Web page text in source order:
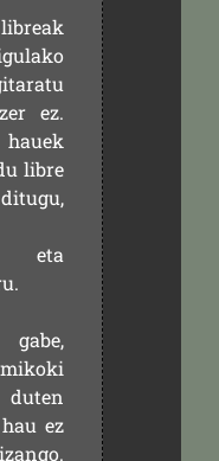
ez.
libre
eta
ez